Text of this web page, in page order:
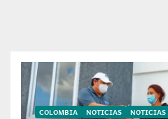
COLOMBIA NOTICIAS NOTICIAS